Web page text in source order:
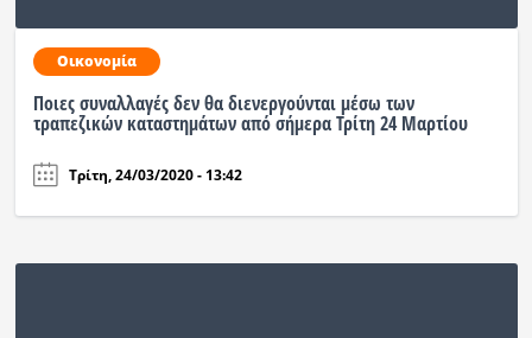
Οικονομία
Ποιες συναλλαγές δεν θα διενεργούνται μέσω των
τραπεζικών καταστημάτων από σήμερα Τρίτη 24 Μαρτίου
Τρίτη, 24/03/2020 - 13:42